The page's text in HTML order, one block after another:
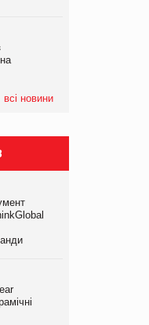
всі новини